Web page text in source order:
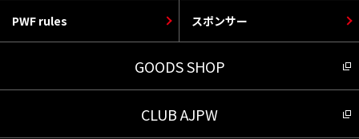
PWF rules スポンサー
GOODS SHOP
CLUB AJPW